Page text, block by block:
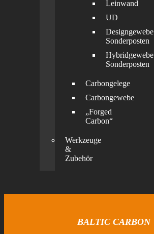
Leinwand
UD
Designgewebe
Sonderposten
Hybridgewebe
Sonderposten
Carbongelege
Carbongewebe
„Forged
Carbon“
Werkzeuge
&
Zubehör
BALTIC CARBON